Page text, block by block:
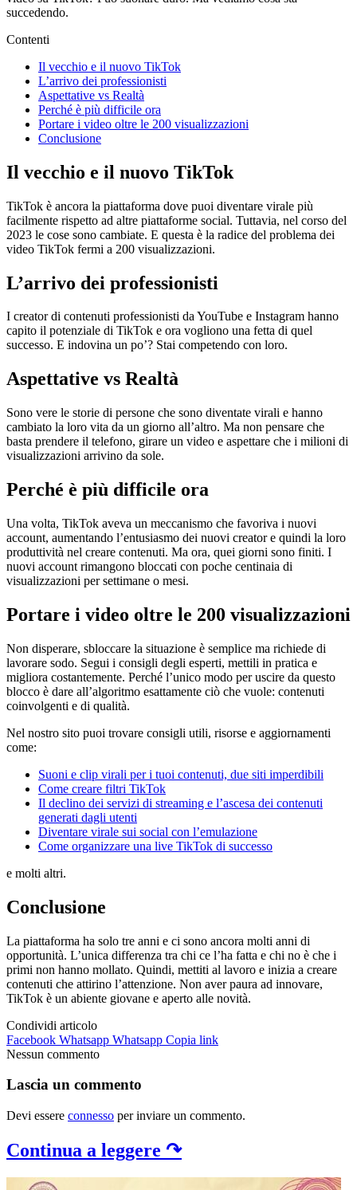
succedendo.
Contenti
Il vecchio e il nuovo TikTok
L’arrivo dei professionisti
Aspettative vs Realtà
Perché è più difficile ora
Portare i video oltre le 200 visualizzazioni
Conclusione
Il vecchio e il nuovo TikTok
TikTok è ancora la piattaforma dove puoi diventare virale più
facilmente rispetto ad altre piattaforme social. Tuttavia, nel corso del
2023 le cose sono cambiate. E questa è la radice del problema dei
video TikTok fermi a 200 visualizzazioni.
L’arrivo dei professionisti
I creator di contenuti professionisti da YouTube e Instagram hanno
capito il potenziale di TikTok e ora vogliono una fetta di quel
successo. E indovina un po’? Stai competendo con loro.
Aspettative vs Realtà
Sono vere le storie di persone che sono diventate virali e hanno
cambiato la loro vita da un giorno all’altro. Ma non pensare che
basta prendere il telefono, girare un video e aspettare che i milioni di
visualizzazioni arrivino da sole.
Perché è più difficile ora
Una volta, TikTok aveva un meccanismo che favoriva i nuovi
account, aumentando l’entusiasmo dei nuovi creator e quindi la loro
produttività nel creare contenuti. Ma ora, quei giorni sono finiti. I
nuovi account rimangono bloccati con poche centinaia di
visualizzazioni per settimane o mesi.
Portare i video oltre le 200 visualizzazioni
Non disperare, sbloccare la situazione è semplice ma richiede di
lavorare sodo. Segui i consigli degli esperti, mettili in pratica e
migliora costantemente. Perché l’unico modo per uscire da questo
blocco è dare all’algoritmo esattamente ciò che vuole: contenuti
coinvolgenti e di qualità.
Nel nostro sito puoi trovare consigli utili, risorse e aggiornamenti
come:
Suoni e clip virali per i tuoi contenuti, due siti imperdibili
Come creare filtri TikTok
Il declino dei servizi di streaming e l’ascesa dei contenuti
generati dagli utenti
Diventare virale sui social con l’emulazione
Come organizzare una live TikTok di successo
e molti altri.
Conclusione
La piattaforma ha solo tre anni e ci sono ancora molti anni di
opportunità. L’unica differenza tra chi ce l’ha fatta e chi no è che i
primi non hanno mollato. Quindi, mettiti al lavoro e inizia a creare
contenuti che attirino l’attenzione. Non aver paura ad innovare,
TikTok è un abiente giovane e aperto alle novità.
Condividi articolo
Facebook Whatsapp Whatsapp Copia link
Nessun commento
Lascia un commento
Devi essere connesso per inviare un commento.
Continua a leggere ↷